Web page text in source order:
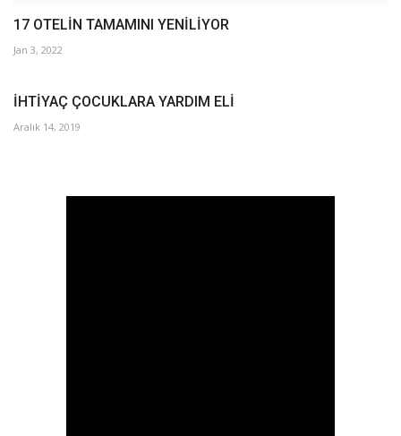
17 OTELİN TAMAMINI YENİLİYOR
Jan 3, 2022
İHTİYAÇ ÇOCUKLARA YARDIM ELİ
Aralık 14, 2019